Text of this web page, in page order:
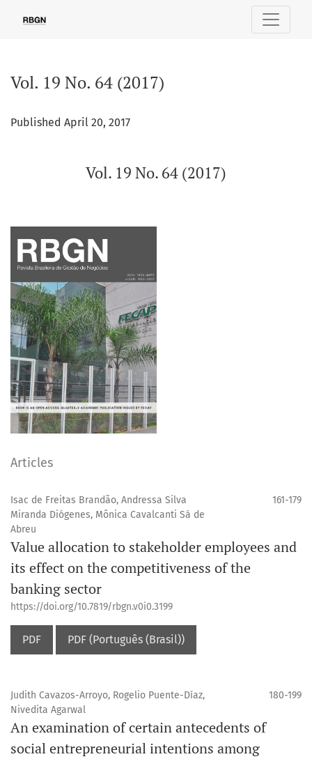
Vol. 19 No. 64 (2017)
Published April 20, 2017
Vol. 19 No. 64 (2017)
Articles
Isac de Freitas Brandão, Andressa Silva
Miranda Diógenes, Mônica Cavalcanti Sá de
Abreu
161-179
Value allocation to stakeholder employees and
its effect on the competitiveness of the
banking sector
https://doi.org/10.7819/rbgn.v0i0.3199
PDF PDF (Português (Brasil))
Judith Cavazos-Arroyo, Rogelio Puente-Díaz,
Nivedita Agarwal
180-199
An examination of certain antecedents of
social entrepreneurial intentions among